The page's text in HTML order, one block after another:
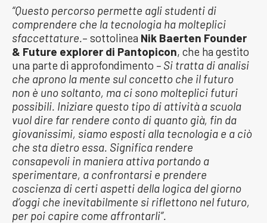
“Questo percorso permette agli studenti di
comprendere che la tecnologia ha molteplici
sfaccettature.– sottolinea Nik Baerten Founder
& Future explorer di Pantopicon, che ha gestito
una parte di approfondimento – Si tratta di analisi
che aprono la mente sul concetto che il futuro
non è uno soltanto, ma ci sono molteplici futuri
possibili. Iniziare questo tipo di attività a scuola
vuol dire far rendere conto di quanto già, fin da
giovanissimi, siamo esposti alla tecnologia e a ciò
che sta dietro essa. Significa rendere
consapevoli in maniera attiva portando a
sperimentare, a confrontarsi e prendere
coscienza di certi aspetti della logica del giorno
d’oggi che inevitabilmente si riflettono nel futuro,
per poi capire come affrontarli”.